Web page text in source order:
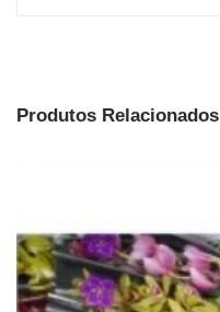
Produtos Relacionados